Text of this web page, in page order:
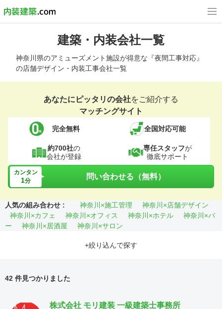
建築・内装会社一覧
神奈川県のアミューズメント施設が得意な『夜間工事対応』
の店舗デザイン・内装工事会社一覧
あなたにピッタリの会社をご紹介する
マッチングサイト
完全無料 全国対応可能
約700社の
会社が登録
専任スタッフが
徹底サポート
カンタン
1分 問い合わせる（無料）
人気の組み合わせ : 神奈川×施工管理
神奈川×店舗デザイン
神奈川×カフェ
神奈川×オフィス 神奈川×ホテル
神奈川×バ
ー
神奈川×居酒屋 神奈川×サロン
+絞り込んで探す
42 件見つかりました
株式会社 モリ建装 一級建築士事務所